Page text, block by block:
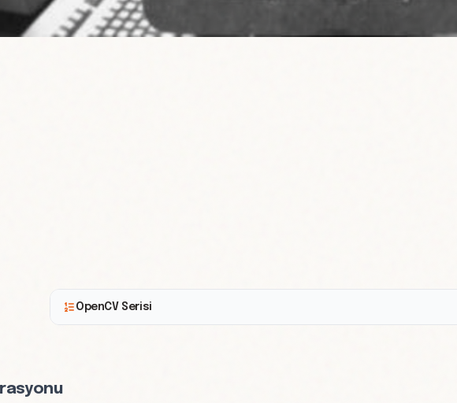
OpenCV Serisi